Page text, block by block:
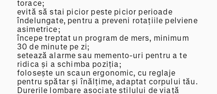
torace;
evită să stai picior peste picior perioade
îndelungate, pentru a preveni rotațiile pelviene
asimetrice;
începe treptat un program de mers, minimum
30 de minute pe zi;
setează alarme sau memento-uri pentru a te
ridica și a schimba poziția;
folosește un scaun ergonomic, cu reglaje
pentru spătar și înălțime, adaptat corpului tău.
Durerile lombare asociate stilului de viață